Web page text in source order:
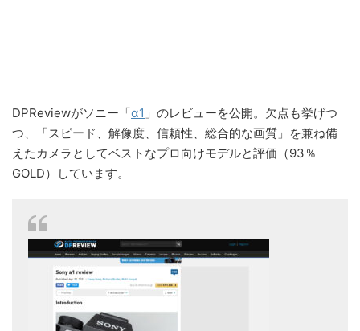
DPReviewがソニー「α1 」のレビューを公開。欠点も挙げつ
つ、「スピード、解像度、信頼性、総合的な画質」を兼ね備
えたカメラとしてベストなプロ向けモデルと評価（93％
GOLD）しています。